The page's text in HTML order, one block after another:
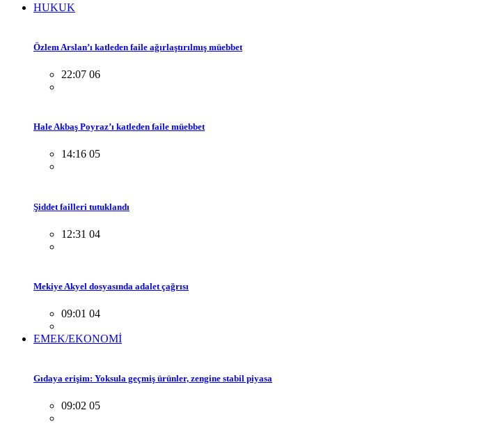
HUKUK
Özlem Arslan’ı katleden faile ağırlaştırılmış müebbet
22:07 06
Hale Akbaş Poyraz’ı katleden faile müebbet
14:16 05
Şiddet failleri tutuklandı
12:31 04
Mekiye Akyel dosyasında adalet çağrısı
09:01 04
EMEK/EKONOMİ
Gıdaya erişim: Yoksula geçmiş ürünler, zengine stabil piyasa
09:02 05